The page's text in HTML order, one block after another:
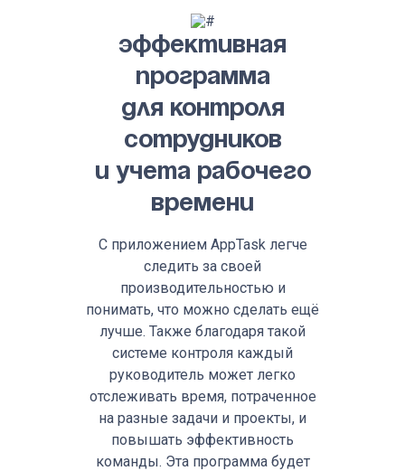
Эффективная
программа
для контроля
сотрудников
и учета рабочего
времени
С приложением AppTask легче
следить за своей
производительностью и
понимать, что можно сделать ещё
лучше. Также благодаря такой
системе контроля каждый
руководитель может легко
отслеживать время, потраченное
на разные задачи и проекты, и
повышать эффективность
команды. Эта программа будет